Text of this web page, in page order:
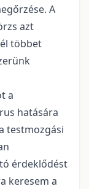
A
azt
többet
a
hatására
testmozgási
érdeklődést
keresem a